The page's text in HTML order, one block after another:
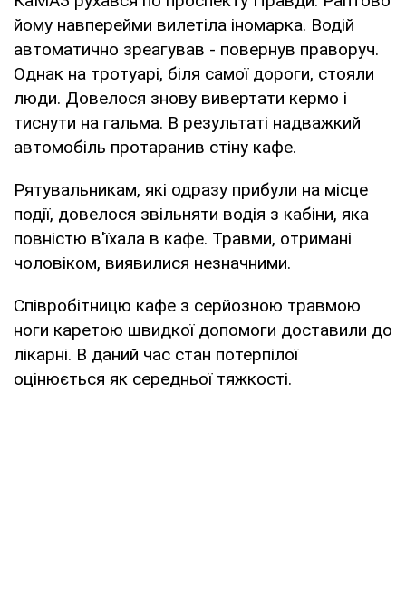
йому навперейми вилетіла іномарка. Водій
автоматично зреагував - повернув праворуч.
Однак на тротуарі, біля самої дороги, стояли
люди. Довелося знову вивертати кермо і
тиснути на гальма. В результаті надважкий
автомобіль протаранив стіну кафе.
Рятувальникам, які одразу прибули на місце
події, довелося звільняти водія з кабіни, яка
повністю в'їхала в кафе. Травми, отримані
чоловіком, виявилися незначними.
Співробітницю кафе з серйозною травмою
ноги каретою швидкої допомоги доставили до
лікарні. В даний час стан потерпілої
оцінюється як середньої тяжкості.